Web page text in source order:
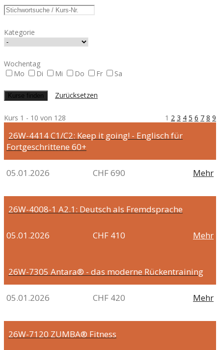
Kategorie
Wochentag
Mo
Di Mi Do Fr Sa
Zurücksetzen
Kurs 1 - 10 von 128 1 2 3 4 5 6 7 8 9
26W-4414C1/C2: Keep it going! - Englisch für
Fortgeschrittene 60+
05.01.2026 CHF 690 Mehr
26W-4008-1 A2.1: Deutsch als Fremdsprache
05.01.2026 CHF 410 Mehr
26W-7305 Antara® - das moderne Rückentraining
05.01.2026 CHF 420 Mehr
26W-7120 ZUMBA® Fitness